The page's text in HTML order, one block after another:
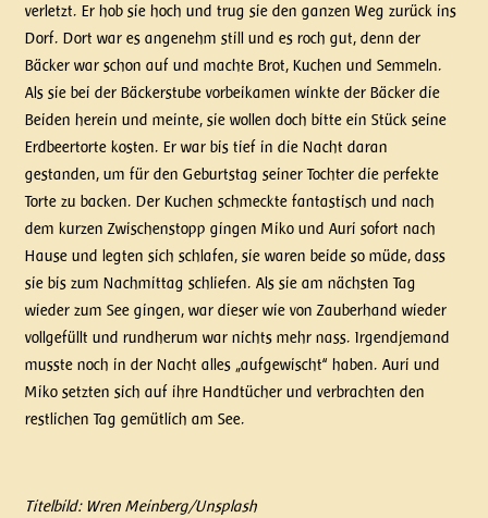
verletzt. Er hob sie hoch und trug sie den ganzen Weg zurück ins
Dorf. Dort war es angenehm still und es roch gut, denn der
Bäcker war schon auf und machte Brot, Kuchen und Semmeln.
Als sie bei der Bäckerstube vorbeikamen winkte der Bäcker die
Beiden herein und meinte, sie wollen doch bitte ein Stück seine
Erdbeertorte kosten. Er war bis tief in die Nacht daran
gestanden, um für den Geburtstag seiner Tochter die perfekte
Torte zu backen. Der Kuchen schmeckte fantastisch und nach
dem kurzen Zwischenstopp gingen Miko und Auri sofort nach
Hause und legten sich schlafen, sie waren beide so müde, dass
sie bis zum Nachmittag schliefen. Als sie am nächsten Tag
wieder zum See gingen, war dieser wie von Zauberhand wieder
vollgefüllt und rundherum war nichts mehr nass. Irgendjemand
musste noch in der Nacht alles „aufgewischt“ haben. Auri und
Miko setzten sich auf ihre Handtücher und verbrachten den
restlichen Tag gemütlich am See.
Titelbild: Wren Meinberg/Unsplash